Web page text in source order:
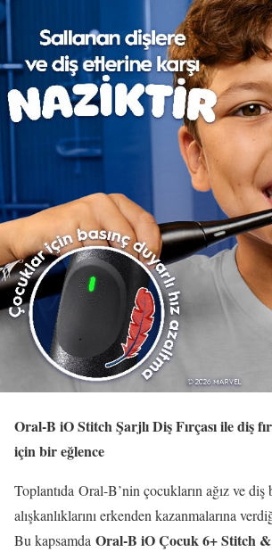
Oral-B iO Stitch Şarjlı Diş Fırçası ile diş
için bir eğlence
Toplantıda Oral-B’nin çocukların ağız ve diş
alışkanlıklarını erkenden kazanmalarına
Bu kapsamda Oral-B iO Çocuk 6+ Stitch